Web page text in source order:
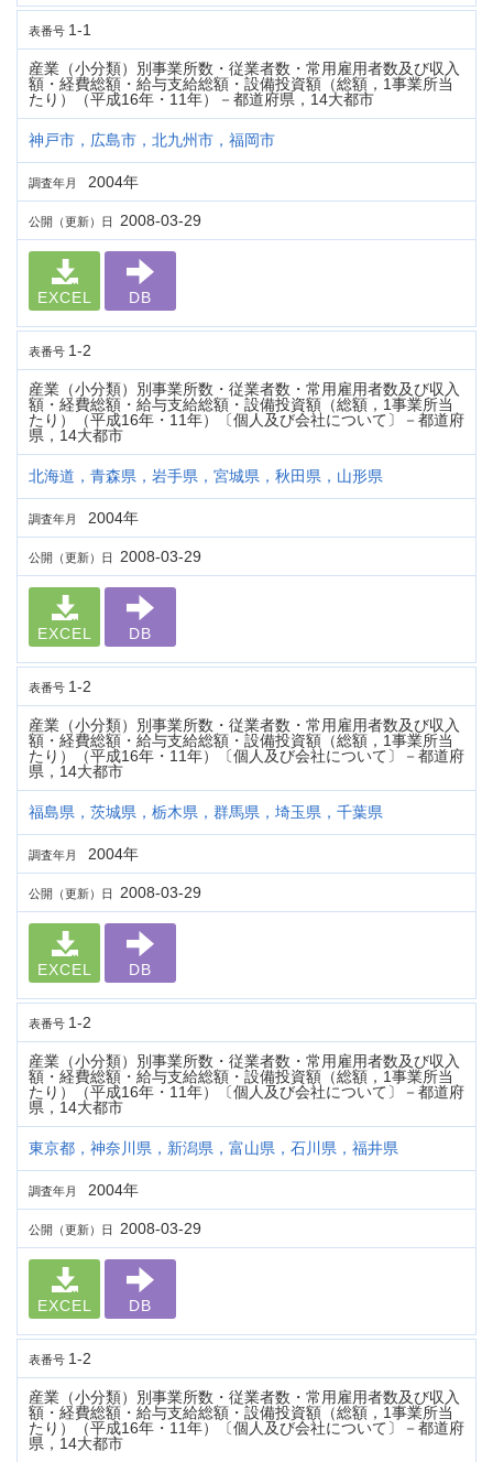
表番号 1-1
産業（小分類）別事業所数・従業者数・常用雇用者数及び収入
額・経費総額・給与支給総額・設備投資額（総額，1事業所当
たり）（平成16年・11年）－都道府県，14大都市
神戸市，広島市，北九州市，福岡市
調査年月 2004年
公開（更新）日 2008-03-29
EXCEL DB
表番号 1-2
産業（小分類）別事業所数・従業者数・常用雇用者数及び収入
額・経費総額・給与支給総額・設備投資額（総額，1事業所当
たり）（平成16年・11年）〔個人及び会社について〕－都道府
県，14大都市
北海道，青森県，岩手県，宮城県，秋田県，山形県
調査年月 2004年
公開（更新）日 2008-03-29
EXCEL DB
表番号 1-2
産業（小分類）別事業所数・従業者数・常用雇用者数及び収入
額・経費総額・給与支給総額・設備投資額（総額，1事業所当
たり）（平成16年・11年）〔個人及び会社について〕－都道府
県，14大都市
福島県，茨城県，栃木県，群馬県，埼玉県，千葉県
調査年月 2004年
公開（更新）日 2008-03-29
EXCEL DB
表番号 1-2
産業（小分類）別事業所数・従業者数・常用雇用者数及び収入
額・経費総額・給与支給総額・設備投資額（総額，1事業所当
たり）（平成16年・11年）〔個人及び会社について〕－都道府
県，14大都市
東京都，神奈川県，新潟県，富山県，石川県，福井県
調査年月 2004年
公開（更新）日 2008-03-29
EXCEL DB
表番号 1-2
産業（小分類）別事業所数・従業者数・常用雇用者数及び収入
額・経費総額・給与支給総額・設備投資額（総額，1事業所当
たり）（平成16年・11年）〔個人及び会社について〕－都道府
県，14大都市